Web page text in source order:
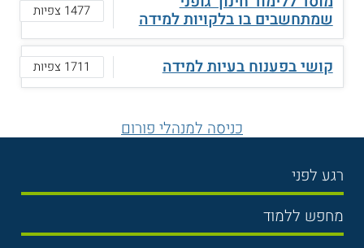
שמתחשבים בו בלקויות למידה 1477 צפיות
קושי בפענוח בעיות למידה 1711 צפיות
כניסה למנהלי פורום
רגע לפני
בחירת לימודים
תנאי קבלה
מחפש ללמוד